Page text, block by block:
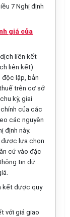
7 Nghị định
giá của
l iên kết
liên kết)
lập, bản
trên cơ sở
kỳ, giai
của các
các nguyên
định này.
lựa chọn
cứ vào đặc
tin dữ
kết được quy
với giá giao